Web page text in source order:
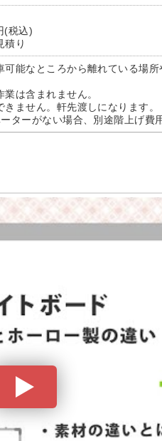
(税込)
積り
能なところから離れている場
は含まれません。
ません。軒先渡しになります。
ターがない場合、別途階上げ費